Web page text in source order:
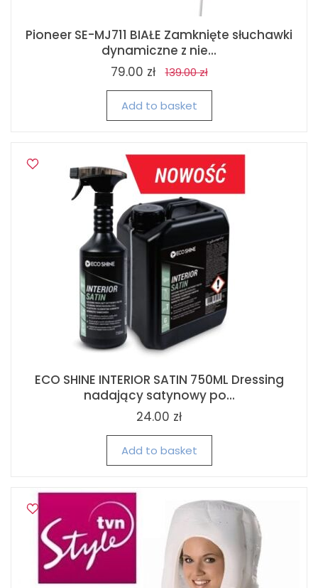
Pioneer SE-MJ711 BIAŁE Zamknięte słuchawki
dynamiczne z nie...
79.00 zł
139.00 zł
Add to basket
ECO SHINE INTERIOR SATIN 750ML Dressing
nadający satynowy po...
24.00 zł
Add to basket